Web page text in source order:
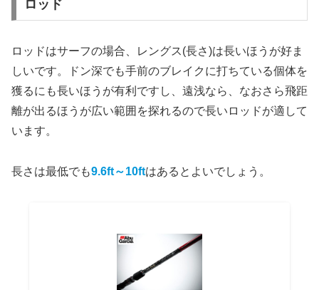
ロッド
ロッドはサーフの場合、レングス(長さ)は長いほうが好ま
しいです。ドン深でも手前のブレイクに打ちている個体を
獲るにも長いほうが有利ですし、遠浅なら、なおさら飛距
離が出るほうが広い範囲を探れるので長いロッドが適して
います。
長さは最低でも9.6ft～10ftはあるとよいでしょう。